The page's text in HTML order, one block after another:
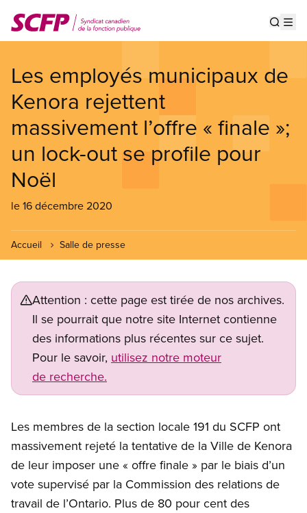
au
contenu
Les employés municipaux de
Kenora rejettent
massivement l’offre « finale »;
un lock-out se profile pour
Noël
le 16 décembre 2020
Accueil Salle de presse
Attention : cette page est tirée de nos archives.
Il se pourrait que notre site Internet contienne
des informations plus récentes sur ce sujet.
Pour le savoir, utilisez notre moteur
de recherche.
Les membres de la section locale 191 du SCFP ont
massivement rejeté la tentative de la Ville de Kenora
de leur imposer une « offre finale » par le biais d’un
vote supervisé par la Commission des relations de
travail de l’Ontario. Plus de 80 pour cent des